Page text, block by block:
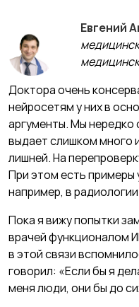
Евгений
Доктора очень
нейросетям у них в
аргументы. Мы нередко
выдает слишком много
лишней. На
При этом есть
например, в
Пока я вижу попытки
врачей функционалом
в этой связи
говорил: «Если бы я
меня люди, они бы до